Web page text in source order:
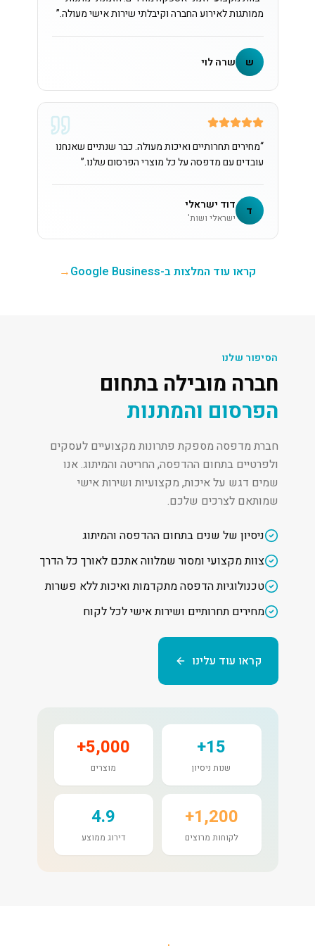
ממותגות לאירוע החברה וקיבלתי שירות אישי מעולה.”
ש שרה לוי
“מחירים תחרותיים ואיכות מעולה. כבר שנתיים שאנחנו
עובדים עם מדפסה על כל מוצרי הפרסום שלנו.”
ד דוד ישראלי
ישראלי ושות'
קראו עוד המלצות ב-Google Business →
הסיפור שלנו
חברה מובילה בתחום
הפרסום והמתנות
חברת מדפסה מספקת פתרונות מקצועיים לעסקים
ולפרטיים בתחום ההדפסה, החריטה והמיתוג. אנו
שמים דגש על איכות, מקצועיות ושירות אישי
שמותאם לצרכים שלכם.
ניסיון של שנים בתחום ההדפסה והמיתוג
צוות מקצועי ומסור שמלווה אתכם לאורך כל הדרך
טכנולוגיות הדפסה מתקדמות ואיכות ללא פשרות
מחירים תחרותיים ושירות אישי לכל לקוח
קראו עוד עלינו
15+
שנות ניסיון
5,000+
מוצרים
1,200+
לקוחות מרוצים
4.9
דירוג ממוצע